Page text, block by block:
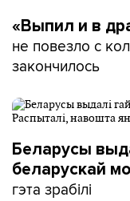
«Выпил и в
не повезло с
закончилось
Беларусы
беларускай
гэта зрабілі